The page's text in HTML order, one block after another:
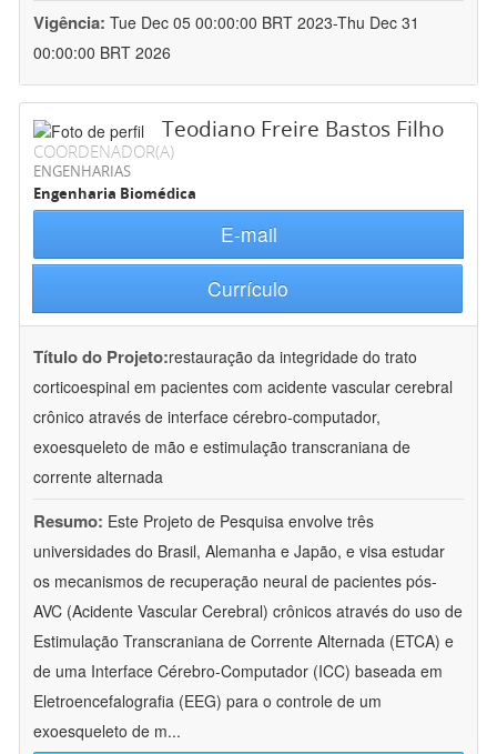
Vigência: Tue Dec 05 00:00:00 BRT 2023-Thu Dec 31
00:00:00 BRT 2026
Teodiano Freire Bastos Filho
COORDENADOR(A)
ENGENHARIAS
Engenharia Biomédica
E-mail
Currículo
Título do Projeto:restauração da integridade do trato
corticoespinal em pacientes com acidente vascular cerebral
crônico através de interface cérebro-computador,
exoesqueleto de mão e estimulação transcraniana de
corrente alternada
Resumo: Este Projeto de Pesquisa envolve três
universidades do Brasil, Alemanha e Japão, e visa estudar
os mecanismos de recuperação neural de pacientes pós-
AVC (Acidente Vascular Cerebral) crônicos através do uso de
Estimulação Transcraniana de Corrente Alternada (ETCA) e
de uma Interface Cérebro-Computador (ICC) baseada em
Eletroencefalografia (EEG) para o controle de um
exoesqueleto de m...